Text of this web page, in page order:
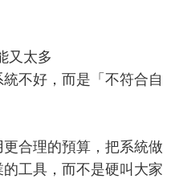
又太多
不好，而是「不符合自
合理的預算，把系統做
工具，而不是硬叫大家